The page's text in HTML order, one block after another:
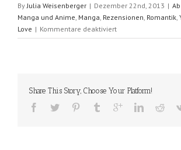
By Julia Weisenberger | Dezember 22nd, 2013 |
Manga und Anime Manga Rezensionen Romantik
Love | Kommentare deaktiviertfür
Ipomoea
Share This Story, Choose Your Platform!